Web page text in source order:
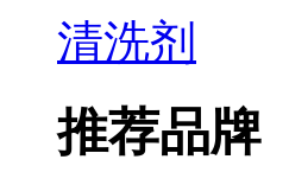
清洗剂
推荐品牌